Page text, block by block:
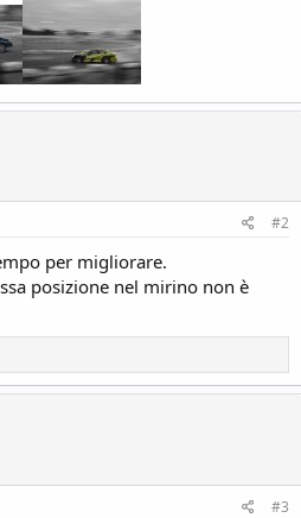
#2
per migliorare.
posizione nel mirino non è
#3